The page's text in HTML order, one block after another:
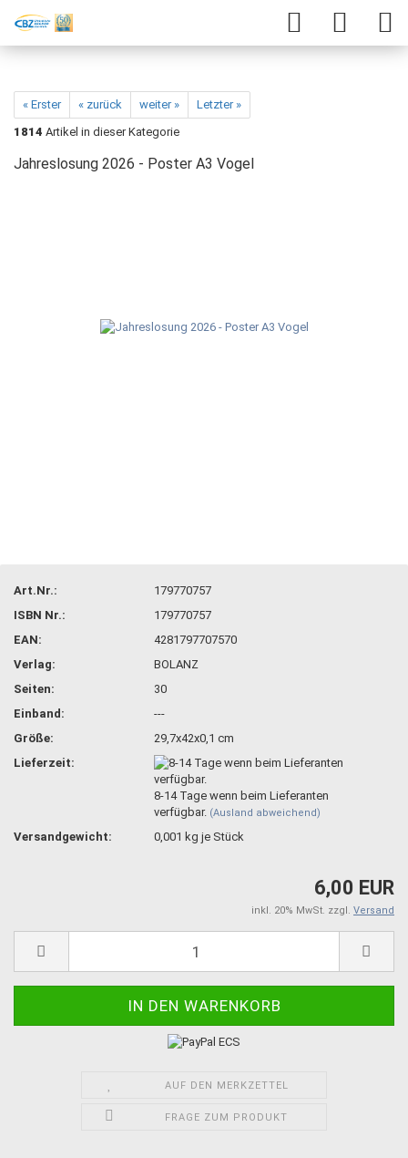
« Erster « zurück weiter »
Letzter »
1814 Artikel in dieser Kategorie
Jahreslosung 2026 - Poster A3 Vogel
Art.Nr.:
179770757
ISBN Nr.:
179770757
EAN:
4281797707570
Verlag:
BOLANZ
Seiten:
30
Einband:
---
Größe:
29,7x42x0,1 cm
Lieferzeit:
8-14 Tage wenn beim Lieferanten
verfügbar. (Ausland abweichend)
Versandgewicht: 0,001 kg je Stück
6,00 EUR
inkl. 20% MwSt. zzgl. Versand
AUF DEN MERKZETTEL
FRAGE ZUM PRODUKT